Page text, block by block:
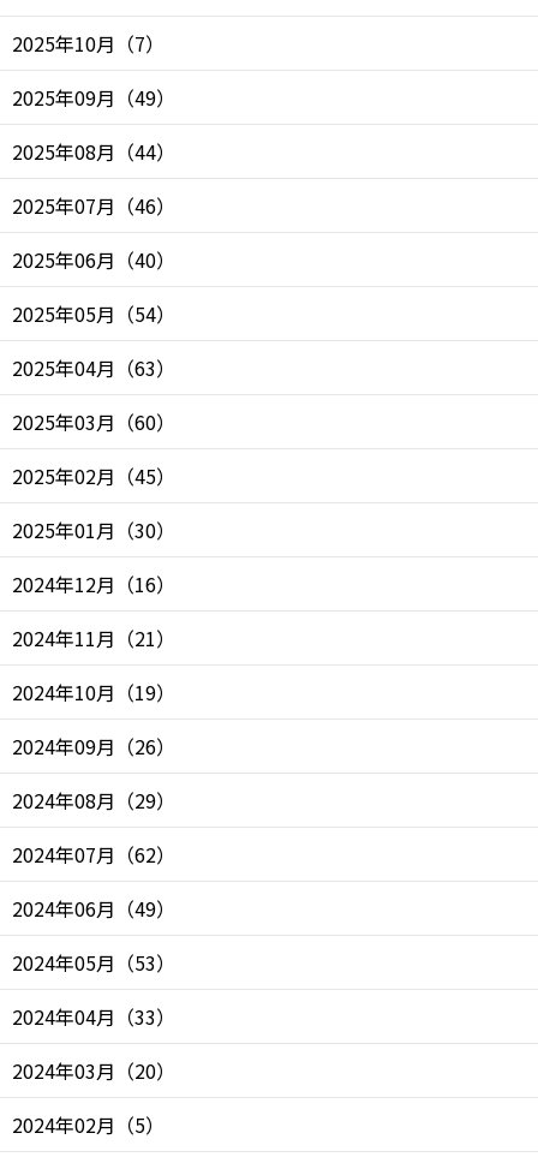
2025年10月 （7）
2025年09月 （49）
2025年08月 （44）
2025年07月 （46）
2025年06月 （40）
2025年05月 （54）
2025年04月 （63）
2025年03月 （60）
2025年02月 （45）
2025年01月 （30）
2024年12月 （16）
2024年11月 （21）
2024年10月 （19）
2024年09月 （26）
2024年08月 （29）
2024年07月 （62）
2024年06月 （49）
2024年05月 （53）
2024年04月 （33）
2024年03月 （20）
2024年02月 （5）